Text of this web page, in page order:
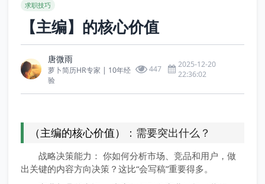
求职技巧
【主编】的核心价值
唐微雨
萝卜简历HR专家 | 10年经
验
447
2025-12-20
22:36:02
（主编的核心价值） ：需要突出什么？
战略决策能力： 你如何分析市场、竞品和用户，做
出关键的内容方向决策？这比“会写稿”重要得多。